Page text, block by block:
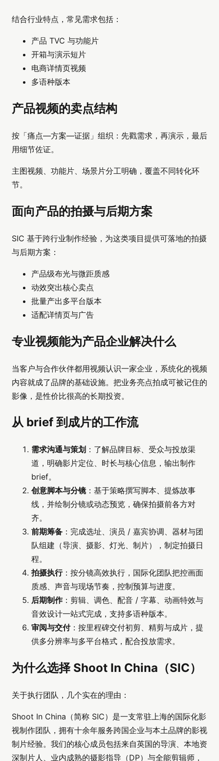
结合行业特点，常见需求包括：
产品 TVC 与功能片
开箱与演示短片
电商详情页视频
多语种版本
产品视频的卖点结构
按「痛点—方案—证据」组织：先戳需求，再演示，最后
用细节佐证。
主图视频、功能片、场景片分工明确，覆盖不同转化环
节。
面向产品的拍摄与后期方案
SIC 基于跨行业制作经验，为这类项目提供可落地的拍摄
与后期方案：
产品级布光与微距质感
动效突出核心卖点
批量产出多平台版本
适配详情页与广告
专业视频能为产品企业解决什么
当客户与合作伙伴都用视频认识一家企业，系统化的视频
内容就成了品牌的基础设施。把业务亮点拍成可被记住的
影像，是性价比很高的长期投资。
从 brief 到成片的工作流
需求沟通与策划 ：了解品牌目标、受众与投放渠
道，明确影片定位、时长与核心信息，输出制作
brief。
创意脚本与分镜 ：基于策略撰写脚本、提炼故事
线，并绘制分镜或动态预览，确保拍摄前各方对
齐。
前期筹备 ：完成选址、演员 / 嘉宾协调、器材与团
队组建（导演、摄影、灯光、制片），制定拍摄日
程。
拍摄执行：按分镜高效执行，国际化团队把控画面
质感、声音与现场节奏，控制预算与进度。
后期制作：剪辑、调色、配音 / 字幕、动画特效与
音效设计一站式完成，支持多语种版本。
审阅与交付：按里程碑交付初剪、精剪与成片，提
供多分辨率与多平台格式，配合投放需求。
为什么选择 Shoot In China（SIC）
关于执行团队，几个实在的理由：
Shoot In China（简称 SIC）是一支常驻上海的国际化影
视制作团队，拥有十余年服务跨国企业与本土品牌的影视
制片经验。我们的核心成员包括来自英国的导演、本地资
深制片人、业内成熟的摄影指导（DP）与全能剪辑师，